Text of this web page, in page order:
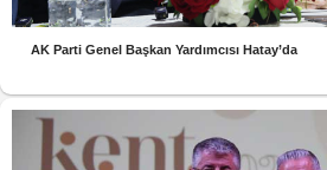
AK Parti Genel Başkan Yardımcısı Hatay’da